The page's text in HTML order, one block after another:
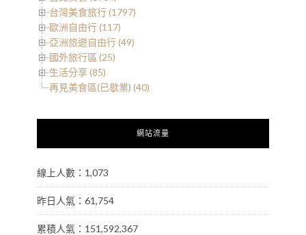
台灣美食旅行 (1797)
歐洲自由行 (117)
亞洲旅遊自由行 (49)
國外旅行區 (25)
生活分享 (85)
再見美食區(已歇業) (40)
網站流量
線上人數：1,073
昨日人氣：61,754
累積人氣：151,592,367